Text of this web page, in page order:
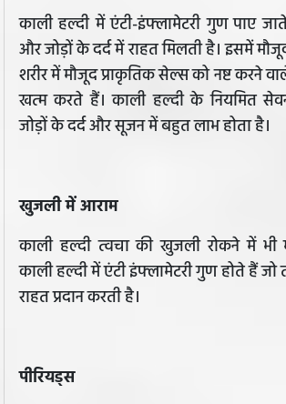
काली हल्दी में एंटी-इंफ्लामेटरी गुण पाए
और जोड़ों के दर्द में राहत मिलती है। इसमें
शरीर में मौजूद प्राकृतिक सेल्स को नष्ट करने
खत्म करते हैं। काली हल्दी के नियमित
जोड़ों के दर्द और सूजन में बहुत लाभ होता है।
खुजली में आराम
काली हल्दी त्वचा की खुजली रोकने में भी
काली हल्दी में एंटी इंफ्लामेटरी गुण होते हैं
राहत प्रदान करती है।
पीरियड्स